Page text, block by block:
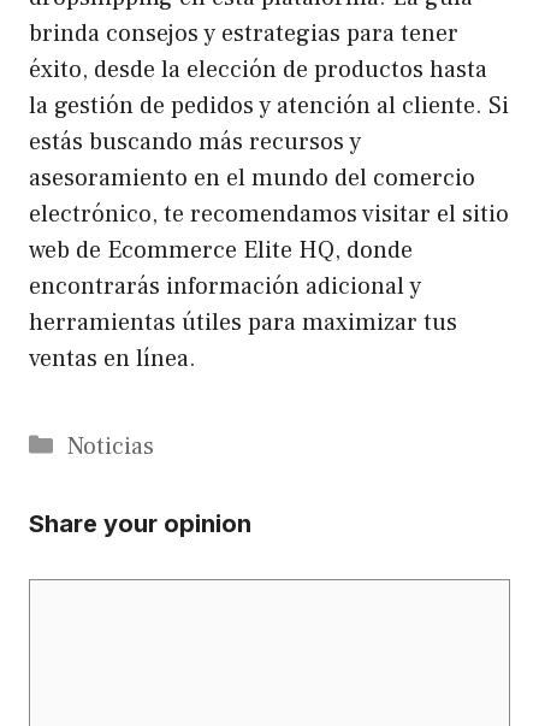
brinda consejos y estrategias para tener
éxito, desde la elección de productos hasta
la gestión de pedidos y atención al cliente. Si
estás buscando más recursos y
asesoramiento en el mundo del comercio
electrónico, te recomendamos visitar el sitio
web de Ecommerce Elite HQ, donde
encontrarás información adicional y
herramientas útiles para maximizar tus
ventas en línea.
Categories
Noticias
Share your opinion